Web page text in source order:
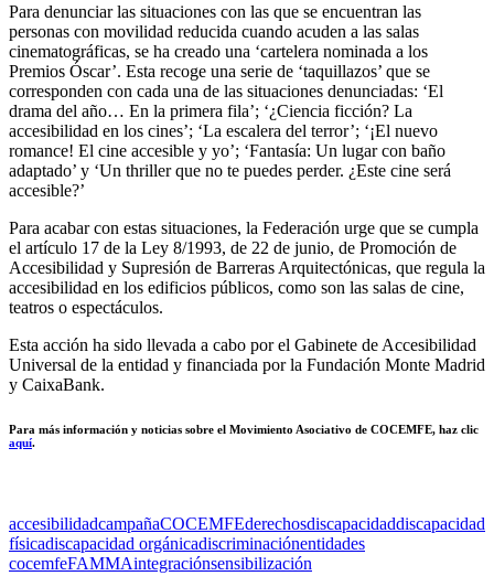
Para denunciar las situaciones con las que se encuentran las
personas con movilidad reducida cuando acuden a las salas
cinematográficas, se ha creado una ‘cartelera nominada a los
Premios Óscar’. Esta recoge una serie de ‘taquillazos’ que se
corresponden con cada una de las situaciones denunciadas: ‘El
drama del año… En la primera fila’; ‘¿Ciencia ficción? La
accesibilidad en los cines’; ‘La escalera del terror’; ‘¡El nuevo
romance! El cine accesible y yo’; ‘Fantasía: Un lugar con baño
adaptado’ y ‘Un thriller que no te puedes perder. ¿Este cine será
accesible?’
Para acabar con estas situaciones, la Federación urge que se cumpla
el artículo 17 de la Ley 8/1993, de 22 de junio, de Promoción de
Accesibilidad y Supresión de Barreras Arquitectónicas, que regula la
accesibilidad en los edificios públicos, como son las salas de cine,
teatros o espectáculos.
Esta acción ha sido llevada a cabo por el Gabinete de Accesibilidad
Universal de la entidad y financiada por la Fundación Monte Madrid
y CaixaBank.
Para más información y noticias sobre el Movimiento Asociativo de COCEMFE, haz clic
aquí.
accesibilidadcampañaCOCEMFEderechosdiscapacidaddiscapacidad
físicadiscapacidad orgánicadiscriminaciónentidades
cocemfeFAMMAintegraciónsensibilización